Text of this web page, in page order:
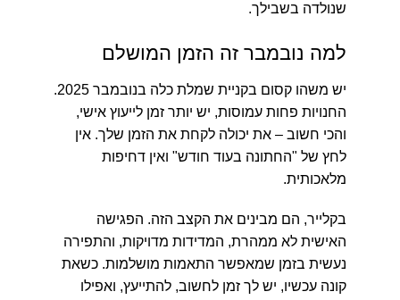
שנולדה בשבילך.
למה נובמבר זה הזמן המושלם
יש משהו קסום בקניית שמלת כלה בנובמבר 2025.
החנויות פחות עמוסות, יש יותר זמן לייעוץ אישי,
והכי חשוב – את יכולה לקחת את הזמן שלך. אין
לחץ של "החתונה בעוד חודש" ואין דחיפות
מלאכותית.
בקלייר, הם מבינים את הקצב הזה. הפגישה
האישית לא ממהרת, המדידות מדויקות, והתפירה
נעשית בזמן שמאפשר התאמות מושלמות. כשאת
קונה עכשיו, יש לך זמן לחשוב, להתייעץ, ואפילו